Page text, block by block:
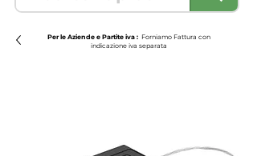
Per le Aziende e Partite iva : Forniamo Fattura con
indicazione iva separata